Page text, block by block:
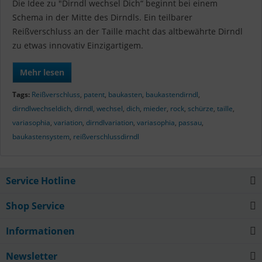
Die Idee zu "Dirndl wechsel Dich“ beginnt bei einem
Schema in der Mitte des Dirndls. Ein teilbarer
Reißverschluss an der Taille macht das altbewährte Dirndl
zu etwas innovativ Einzigartigem.
Mehr lesen
Tags: Reißverschluss, patent, baukasten, baukastendirndl,
dirndlwechseldich, dirndl, wechsel, dich, mieder, rock, schürze, taille,
variasophia, variation, dirndlvariation, variasophia, passau,
baukastensystem, reißverschlussdirndl
Service Hotline
Shop Service
Informationen
Newsletter